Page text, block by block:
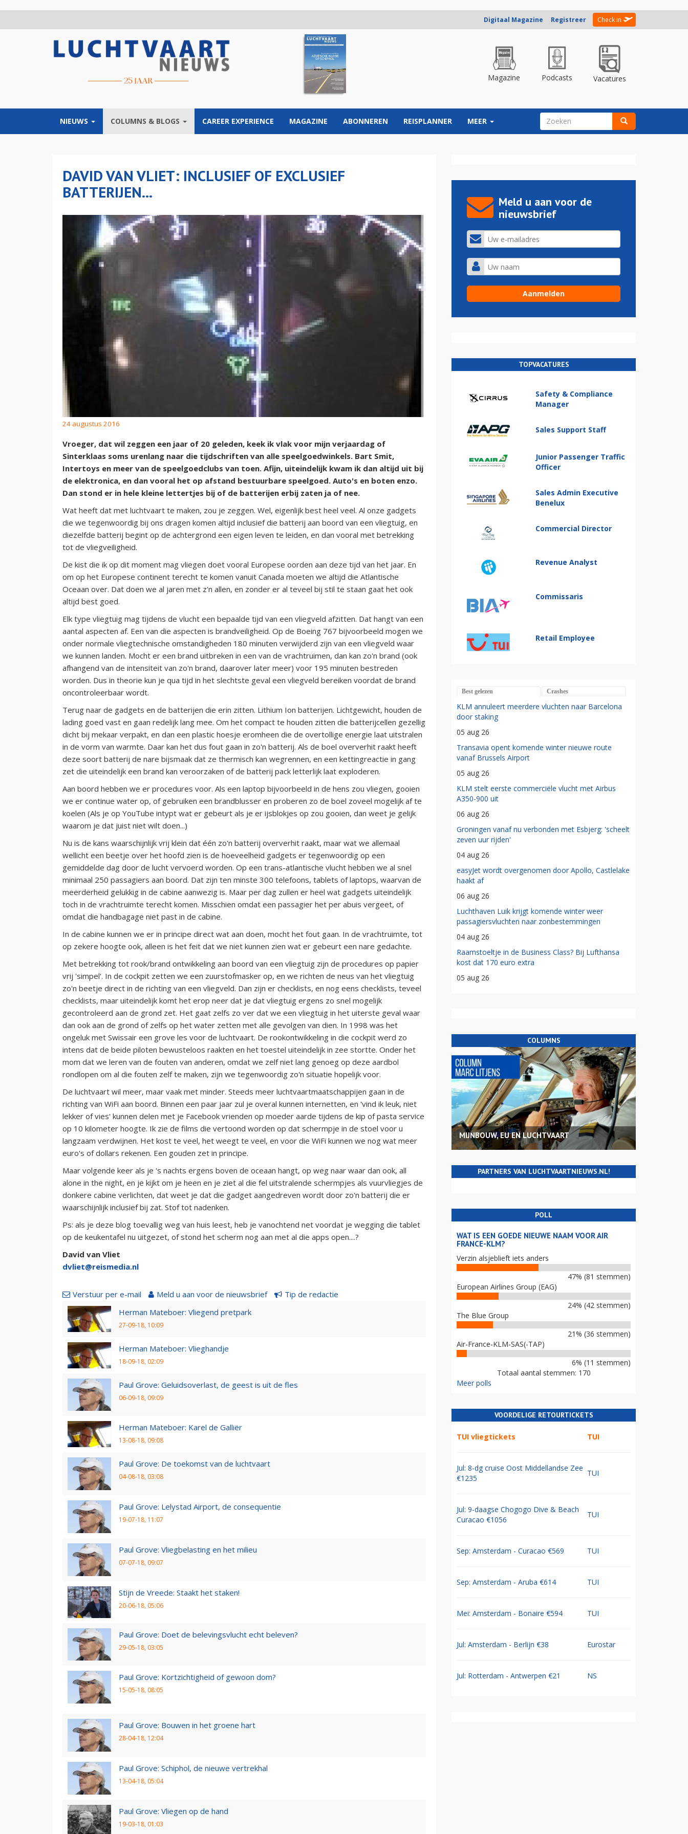
Digitaal Magazine Registreer Check in
Magazine Podcasts Vacatures
NIEUWS COLUMNS & BLOGS CAREER EXPERIENCE MAGAZINE ABONNEREN REISPLANNER MEER ZOEKVELD
DAVID VAN VLIET: INCLUSIEF OF EXCLUSIEF
BATTERIJEN...
24 augustus 2016
Vroeger, dat wil zeggen een jaar of 20 geleden, keek ik vlak voor mijn verjaardag of
Sinterklaas soms urenlang naar die tijdschriften van alle speelgoedwinkels. Bart Smit,
Intertoys en meer van de speelgoedclubs van toen. Afijn, uiteindelijk kwam ik dan altijd uit bij
de elektronica, en dan vooral het op afstand bestuurbare speelgoed. Auto's en boten enzo.
Dan stond er in hele kleine lettertjes bij of de batterijen erbij zaten ja of nee.
Wat heeft dat met luchtvaart te maken, zou je zeggen. Wel, eigenlijk best heel veel. Al onze gadgets
die we tegenwoordig bij ons dragen komen altijd inclusief die batterij aan boord van een vliegtuig, en
diezelfde batterij begint op de achtergrond een eigen leven te leiden, en dan vooral met betrekking
tot de vliegveiligheid.
De kist die ik op dit moment mag vliegen doet vooral Europese oorden aan deze tijd van het jaar. En
om op het Europese continent terecht te komen vanuit Canada moeten we altijd die Atlantische
Oceaan over. Dat doen we al jaren met z'n allen, en zonder er al teveel bij stil te staan gaat het ook
altijd best goed.
Elk type vliegtuig mag tijdens de vlucht een bepaalde tijd van een vliegveld afzitten. Dat hangt van een
aantal aspecten af. Een van die aspecten is brandveiligheid. Op de Boeing 767 bijvoorbeeld mogen we
onder normale vliegtechnische omstandigheden 180 minuten verwijderd zijn van een vliegveld waar
we kunnen landen. Mocht er een brand uitbreken in een van de vrachtruimen, dan kan zo'n brand (ook
afhangend van de intensiteit van zo'n brand, daarover later meer) voor 195 minuten bestreden
worden. Dus in theorie kun je qua tijd in het slechtste geval een vliegveld bereiken voordat de brand
oncontroleerbaar wordt.
Terug naar de gadgets en de batterijen die erin zitten. Lithium Ion batterijen. Lichtgewicht, houden de
lading goed vast en gaan redelijk lang mee. Om het compact te houden zitten die batterijcellen gezellig
dicht bij mekaar verpakt, en dan een plastic hoesje eromheen die de overtollige energie laat uitstralen
in de vorm van warmte. Daar kan het dus fout gaan in zo'n batterij. Als de boel oververhit raakt heeft
deze soort batterij de nare bijsmaak dat ze thermisch kan wegrennen, en een kettingreactie in gang
zet die uiteindelijk een brand kan veroorzaken of de batterij pack letterlijk laat exploderen.
Aan boord hebben we er procedures voor. Als een laptop bijvoorbeeld in de hens zou vliegen, gooien
we er continue water op, of gebruiken een brandblusser en proberen zo de boel zoveel mogelijk af te
koelen (Als je op YouTube intypt wat er gebeurt als je er ijsblokjes op zou gooien, dan weet je gelijk
waarom je dat juist niet wilt doen...)
Nu is de kans waarschijnlijk vrij klein dat één zo'n batterij oververhit raakt, maar wat we allemaal
wellicht een beetje over het hoofd zien is de hoeveelheid gadgets er tegenwoordig op een
gemiddelde dag door de lucht vervoerd worden. Op een trans-atlantische vlucht hebben we al snel
minimaal 250 passagiers aan boord. Dat zijn ten minste 300 telefoons, tablets of laptops, waarvan de
meerderheid gelukkig in de cabine aanwezig is. Maar per dag zullen er heel wat gadgets uiteindelijk
toch in de vrachtruimte terecht komen. Misschien omdat een passagier het per abuis vergeet, of
omdat die handbagage niet past in de cabine.
In de cabine kunnen we er in principe direct wat aan doen, mocht het fout gaan. In de vrachtruimte, tot
op zekere hoogte ook, alleen is het feit dat we niet kunnen zien wat er gebeurt een nare gedachte.
Met betrekking tot rook/brand ontwikkeling aan boord van een vliegtuig zijn de procedures op papier
vrij 'simpel'. In de cockpit zetten we een zuurstofmasker op, en we richten de neus van het vliegtuig
zo'n beetje direct in de richting van een vliegveld. Dan zijn er checklists, en nog eens checklists, teveel
checklists, maar uiteindelijk komt het erop neer dat je dat vliegtuig ergens zo snel mogelijk
gecontroleerd aan de grond zet. Het gaat zelfs zo ver dat we een vliegtuig in het uiterste geval waar
dan ook aan de grond of zelfs op het water zetten met alle gevolgen van dien. In 1998 was het
ongeluk met Swissair een grove les voor de luchtvaart. De rookontwikkeling in die cockpit werd zo
intens dat de beide piloten bewusteloos raakten en het toestel uiteindelijk in zee stortte. Onder het
mom dat we leren van de fouten van anderen, omdat we zelf niet lang genoeg op deze aardbol
rondlopen om al die fouten zelf te maken, zijn we tegenwoordig zo'n situatie hopelijk voor.
De luchtvaart wil meer, maar vaak met minder. Steeds meer luchtvaartmaatschappijen gaan in de
richting van WiFi aan boord. Binnen een paar jaar zul je overal kunnen internetten, en 'vind ik leuk, niet
lekker of vies' kunnen delen met je Facebook vrienden op moeder aarde tijdens de kip of pasta service
op 10 kilometer hoogte. Ik zie de films die vertoond worden op dat schermpje in de stoel voor u
langzaam verdwijnen. Het kost te veel, het weegt te veel, en voor die WiFi kunnen we nog wat meer
euro's of dollars rekenen. Een gouden zet in principe.
Maar volgende keer als je 's nachts ergens boven de oceaan hangt, op weg naar waar dan ook, all
alone in the night, en je kijkt om je heen en je ziet al die fel uitstralende schermpjes als vuurvliegjes de
donkere cabine verlichten, dat weet je dat die gadget aangedreven wordt door zo'n batterij die er
waarschijnlijk inclusief bij zat. Stof tot nadenken.
Ps: als je deze blog toevallig weg van huis leest, heb je vanochtend net voordat je wegging die tablet
op de keukentafel nu uitgezet, of stond het scherm nog aan met al die apps open....?
David van Vliet
dvliet@reismedia.nl
Verstuur per e-mail Meld u aan voor de nieuwsbrief
Tip de redactie
Herman Mateboer: Vliegend pretpark
27-09-18, 10:09
Herman Mateboer: Vlieghandje
18-09-18, 02:09
Paul Grove: Geluidsoverlast, de geest is uit de fles
06-09-18, 09:09
Herman Mateboer: Karel de Galliër
13-08-18, 09:08
Paul Grove: De toekomst van de luchtvaart
04-08-18, 03:08
Paul Grove: Lelystad Airport, de consequentie
19-07-18, 11:07
Paul Grove: Vliegbelasting en het milieu
07-07-18, 09:07
Stijn de Vreede: Staakt het staken!
20-06-18, 05:06
Paul Grove: Doet de belevingsvlucht echt beleven?
29-05-18, 03:05
Paul Grove: Kortzichtigheid of gewoon dom?
15-05-18, 08:05
Paul Grove: Bouwen in het groene hart
28-04-18, 12:04
Paul Grove: Schiphol, de nieuwe vertrekhal
13-04-18, 05:04
Paul Grove: Vliegen op de hand
19-03-18, 01:03
Meld u aan voor de
nieuwsbrief
TOPVACATURES
Safety & Compliance
Manager
Sales Support Staff
Junior Passenger Traffic
Officer
Sales Admin Executive
Benelux
Commercial Director
Revenue Analyst
Commissaris
Retail Employee
Best gelezen Crashes
KLM annuleert meerdere vluchten naar Barcelona
door staking
05 aug 26
Transavia opent komende winter nieuwe route
vanaf Brussels Airport
05 aug 26
KLM stelt eerste commerciële vlucht met Airbus
A350-900 uit
06 aug 26
Groningen vanaf nu verbonden met Esbjerg: 'scheelt
zeven uur rijden'
04 aug 26
easyJet wordt overgenomen door Apollo, Castlelake
haakt af
06 aug 26
Luchthaven Luik krijgt komende winter weer
passagiersvluchten naar zonbestemmingen
04 aug 26
Raamstoeltje in de Business Class? Bij Lufthansa
kost dat 170 euro extra
05 aug 26
COLUMNS
MIJNBOUW, EU EN LUCHTVAART
PARTNERS VAN LUCHTVAARTNIEUWS.NL!
POLL
WAT IS EEN GOEDE NIEUWE NAAM VOOR AIR
FRANCE-KLM?
Verzin alsjeblieft iets anders
47% (81 stemmen)
European Airlines Group (EAG)
24% (42 stemmen)
The Blue Group
21% (36 stemmen)
Air-France-KLM-SAS(-TAP)
6% (11 stemmen)
Totaal aantal stemmen: 170
Meer polls
VOORDELIGE RETOURTICKETS
TUI vliegtickets TUI
Jul: 8-dg cruise Oost Middellandse Zee
€1235
TUI
Jul: 9-daagse Chogogo Dive & Beach
Curacao €1056
TUI
Sep: Amsterdam - Curacao €569 TUI
Sep: Amsterdam - Aruba €614 TUI
Mei: Amsterdam - Bonaire €594 TUI
Jul: Amsterdam - Berlijn €38 Eurostar
Jul: Rotterdam - Antwerpen €21 NS